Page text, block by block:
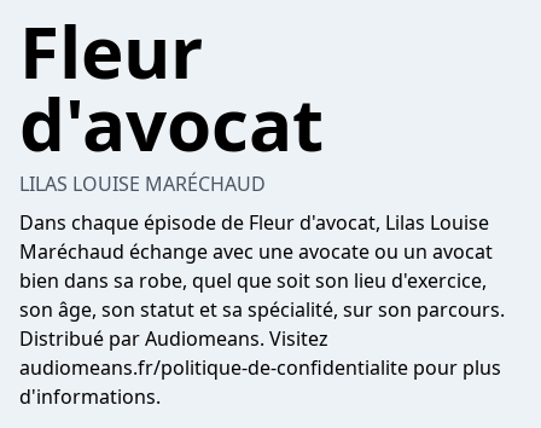
Fleur
d'avocat
LILAS LOUISE MARÉCHAUD
Dans chaque épisode de Fleur d'avocat, Lilas Louise
Maréchaud échange avec une avocate ou un avocat
bien dans sa robe, quel que soit son lieu d'exercice,
son âge, son statut et sa spécialité, sur son parcours.
Distribué par Audiomeans. Visitez
audiomeans.fr/politique-de-confidentialite pour plus
d'informations.